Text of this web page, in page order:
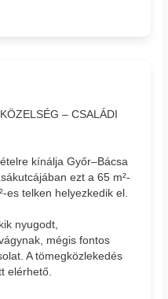
– CSALÁDI
kínálja Győr–Bácsa
ezt a 65 m²-
es telken helyezkedik el.
nyugodt,
mégis fontos
A tömegközlekedés
elérhető.